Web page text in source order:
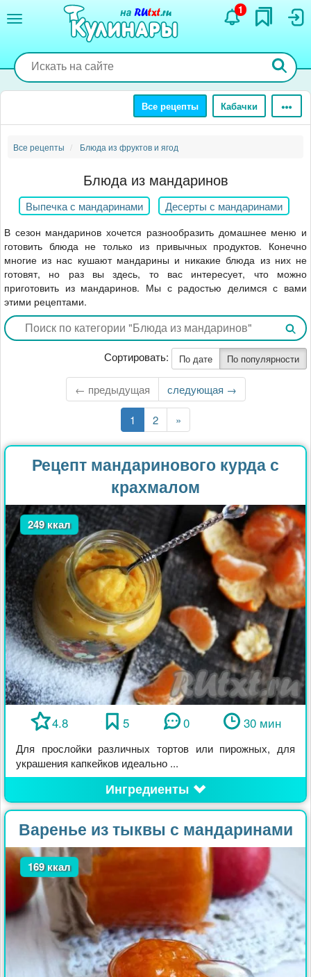
содержанию
1
Все рецепты Кабачки
Все рецепты Блюда из фруктов и ягод
Блюда из мандаринов
Выпечка с мандаринами Десерты с мандаринами
В сезон мандаринов хочется разнообразить домашнее меню и
готовить блюда не только из привычных продуктов. Конечно
многие из нас кушают мандарины и никакие блюда из них не
готовят, но раз вы здесь, то вас интересует, что можно
приготовить из мандаринов. Мы с радостью делимся с вами
этими рецептами.
Сортировать: По дате По популярности
← предыдущая
Следующая
страница
следующая →
Текущая
страница
1 Страница
2
Последняя
страница
»
Рецепт мандаринового курда с
крахмалом
249 ккал
4.8 5 0 30 мин
Для прослойки различных тортов или пирожных, для
украшения капкейков идеально ...
Ингредиенты
Варенье из тыквы с мандаринами
169 ккал